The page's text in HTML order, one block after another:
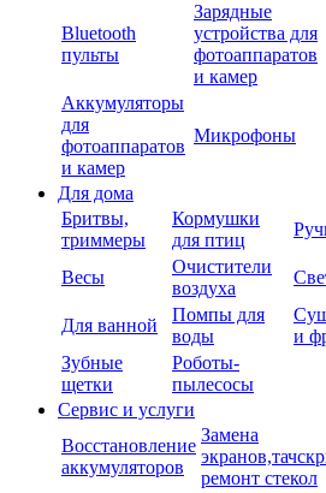
Bluetooth
пульты
Зарядные
устройства для
фотоаппаратов
и камер
Аккумуляторы
для
фотоаппаратов
и камер
Микрофоны
Для дома
Бритвы,
триммеры
Кормушки
для птиц
Весы
Очистители
воздуха
Для ванной
Помпы для
воды
и
Зубные
щетки
Роботы-
пылесосы
Сервис и услуги
Восстановление
аккумуляторов
Замена
ремонт стекол